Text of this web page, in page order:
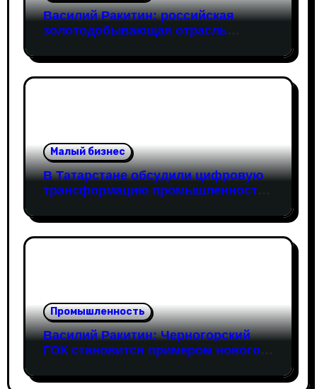
Василий Ракитин: российская
золотодобывающая отрасль
благодаря перестройке экспорта и
технологической устойчивости
Малый бизнес
В Татарстане обсудили цифровую
трансформацию промышленности:
участие вице-президент «Новой
Формации» Руслан Гайнуллин
Промышленность
Василий Ракитин: Черногорский
ГОК становится примером нового
горнопромышленных проектов